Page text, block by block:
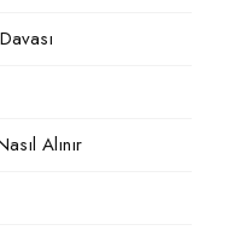
Alınır